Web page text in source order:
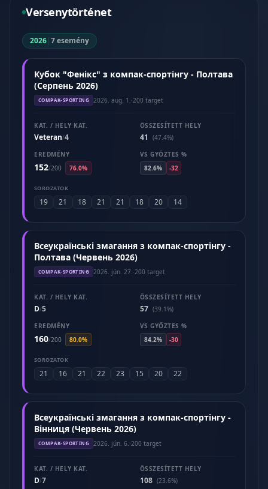
Versenytörténet
2026|7 esemény
Кубок "Фенікс" з компак-спортінгу - Полтава
(Серпень 2026)
COMPAK-SPORTING 2026. aug. 1. ·200 target
KAT. / HELY KAT.
Veteran/4
ÖSSZESÍTETT HELY
41
(47.4%)
EREDMÉNY
152/200 76.0%
VS GYŐZTES %
82.6%
-32
SOROZATOK
19 21 18 21 21 18 20 14
Всеукраїнські змагання з компак-спортінгу -
Полтава (Червень 2026)
COMPAK-SPORTING 2026. jún. 27. ·200 target
KAT. / HELY KAT.
D/5
ÖSSZESÍTETT HELY
57 (39.1%)
EREDMÉNY
160/200 80.0%
VS GYŐZTES %
84.2%
-30
SOROZATOK
21 16 21 22 23 15 20 22
Всеукраїнські змагання з компак-спортінгу -
Вінниця (Червень 2026)
COMPAK-SPORTING 2026. jún. 6. ·200 target
KAT. / HELY KAT.
D/7
ÖSSZESÍTETT HELY
108 (23.6%)